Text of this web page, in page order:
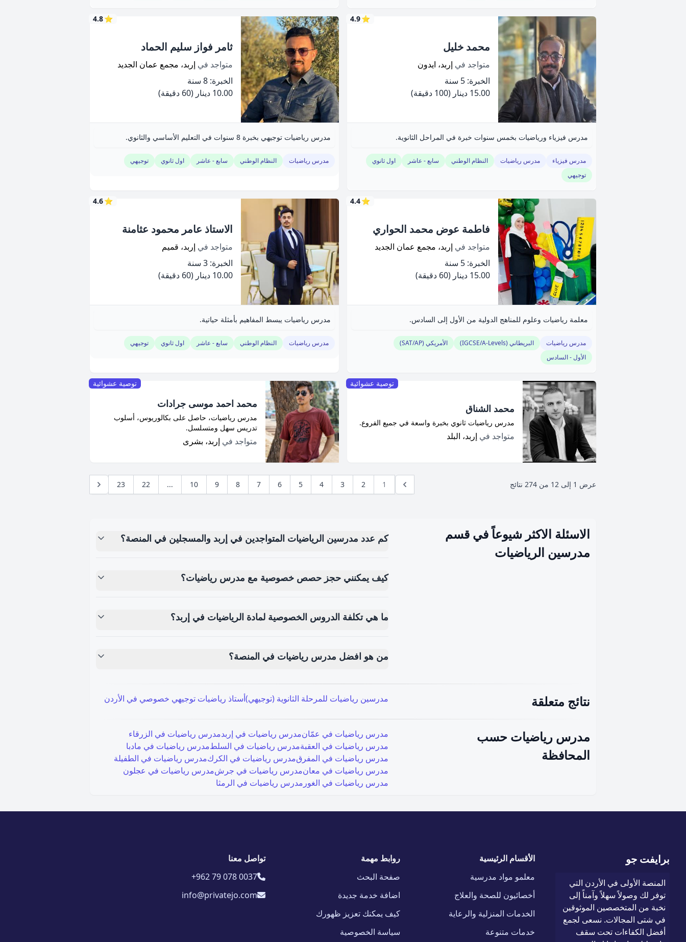
⭐
4.9
محمد خليل
متواجد في إربد، ايدون
الخبرة: 5 سنة
15.00 دينار
(100 دقيقة)
مدرس فيزياء ورياضيات بخمس سنوات خبرة في المراحل الثانوية.
مدرس فيزياء مدرس رياضيات النظام الوطني سابع - عاشر
اول ثانوي
توجيهي
⭐
4.8
ثامر فواز سليم الحماد
متواجد في إربد، مجمع عمان الجديد
الخبرة: 8 سنة
10.00 دينار
(60 دقيقة)
مدرس رياضيات توجيهي بخبرة 8 سنوات في التعليم الأساسي والثانوي.
مدرس رياضيات النظام الوطني سابع - عاشر اول ثانوي توجيهي
⭐
4.4
فاطمة عوض محمد الحواري
متواجد في إربد، مجمع عمان الجديد
الخبرة: 5 سنة
15.00 دينار
(60 دقيقة)
معلمة رياضيات وعلوم للمناهج الدولية من الأول إلى السادس.
مدرس رياضيات البريطاني (IGCSE/A-Levels)
الأمريكي (SAT/AP)
الأول - السادس
⭐
4.6
الاستاذ عامر محمود عثامنة
متواجد في إربد، قميم
الخبرة: 3 سنة
10.00 دينار
(60 دقيقة)
مدرس رياضيات يبسط المفاهيم بأمثلة حياتية.
مدرس رياضيات النظام الوطني سابع - عاشر اول ثانوي توجيهي
توصية عشوائية
محمد الشناق
مدرس رياضيات ثانوي بخبرة واسعة في جميع الفروع.
متواجد في إربد، البلد
توصية عشوائية
محمد احمد موسى جرادات
مدرس رياضيات، حاصل على بكالوريوس، أسلوب
تدريس سهل ومتسلسل.
متواجد في إربد، بشرى
عرض 1 إلى 12 من 274 نتائج 1
2
3
4
5
6
7
8
9
10
...
22
23
الاسئلة الاكثر شيوعاً في قسم
مدرسين الرياضيات
كم عدد مدرسين الرياضيات المتواجدين في إربد والمسجلين في المنصة؟
كيف يمكنني حجز حصص خصوصية مع مدرس رياضيات؟
ما هي تكلفة الدروس الخصوصية لمادة الرياضيات في إربد؟
من هو افضل مدرس رياضيات في المنصة؟
نتائج متعلقة مدرسين رياضيات للمرحلة الثانوية (توجيهي)أستاذ رياضيات توجيهي خصوصي في الأردن
مدرس رياضيات حسب
المحافظة
مدرس رياضيات في عمّانمدرس رياضيات في إربدمدرس رياضيات في الزرقاء
مدرس رياضيات في العقبةمدرس رياضيات في السلطمدرس رياضيات في مادبا
مدرس رياضيات في المفرقمدرس رياضيات في الكركمدرس رياضيات في الطفيلة
مدرس رياضيات في معانمدرس رياضيات في جرشمدرس رياضيات في عجلون
مدرس رياضيات في الغور مدرس رياضيات في الرمثا
برايفت جو
المنصة الأولى في الأردن التي
توفر لك وصولاً سهلاً وآمناً إلى
نخبة من المتخصصين الموثوقين
في شتى المجالات. نسعى لجمع
أفضل الكفاءات تحت سقف
الأقسام الرئيسية
معلمو مواد مدرسية
أخصائيون للصحة والعلاج
الخدمات المنزلية والرعاية
خدمات متنوعة
روابط مهمة
صفحة البحث
اضافة خدمة جديدة
كيف يمكنك تعزيز ظهورك
سياسة الخصوصية
تواصل معنا
+962 79 078 0037
info@privatejo.com